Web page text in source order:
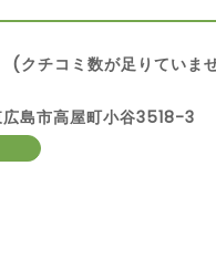
(クチコミ数が足りていま
島市高屋町小谷3518-3